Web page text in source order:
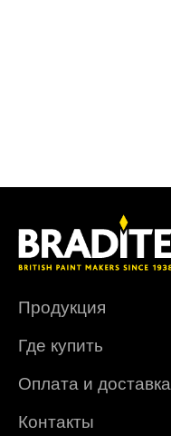
Продукция
Где купить
Оплата и доставка
Контакты